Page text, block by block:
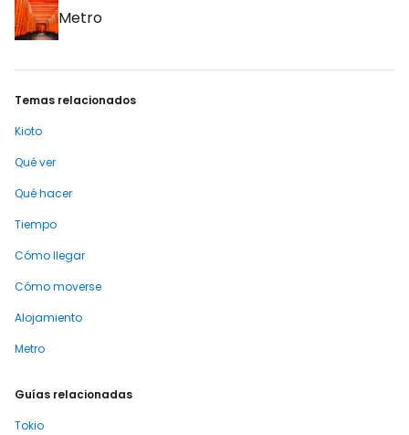
Metro
Temas relacionados
Kioto
Qué ver
Qué hacer
Tiempo
Cómo llegar
Cómo moverse
Alojamiento
Metro
Guías relacionadas
Tokio